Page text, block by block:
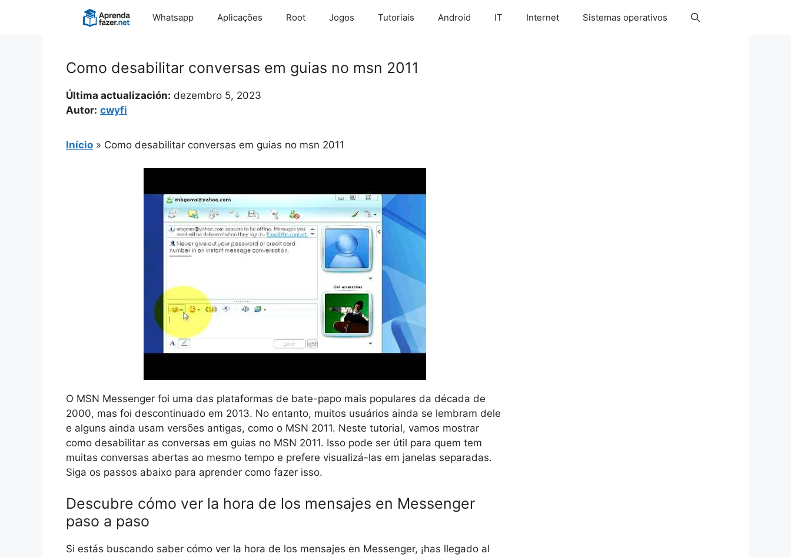
Whatsapp Aplicações Root Jogos Tutoriais Android IT Internet Sistemas operativos
Como desabilitar conversas em guias no msn 2011
Última actualización: dezembro 5, 2023
Autor: cwyfi
Início » Como desabilitar conversas em guias no msn 2011
O MSN Messenger foi uma das plataformas de bate-papo mais populares da década de
2000, mas foi descontinuado em 2013. No entanto, muitos usuários ainda se lembram dele
e alguns ainda usam versões antigas, como o MSN 2011. Neste tutorial, vamos mostrar
como desabilitar as conversas em guias no MSN 2011. Isso pode ser útil para quem tem
muitas conversas abertas ao mesmo tempo e prefere visualizá-las em janelas separadas.
Siga os passos abaixo para aprender como fazer isso.
Descubre cómo ver la hora de los mensajes en Messenger
paso a paso
Si estás buscando saber cómo ver la hora de los mensajes en Messenger, ¡has llegado al